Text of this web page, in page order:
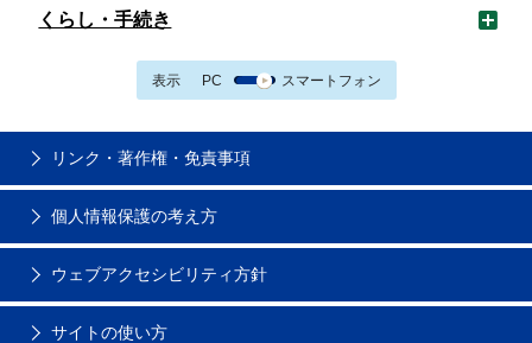
くらし・手続き
表示 PC スマートフォン
リンク・著作権・免責事項
個人情報保護の考え方
ウェブアクセシビリティ方針
サイトの使い方